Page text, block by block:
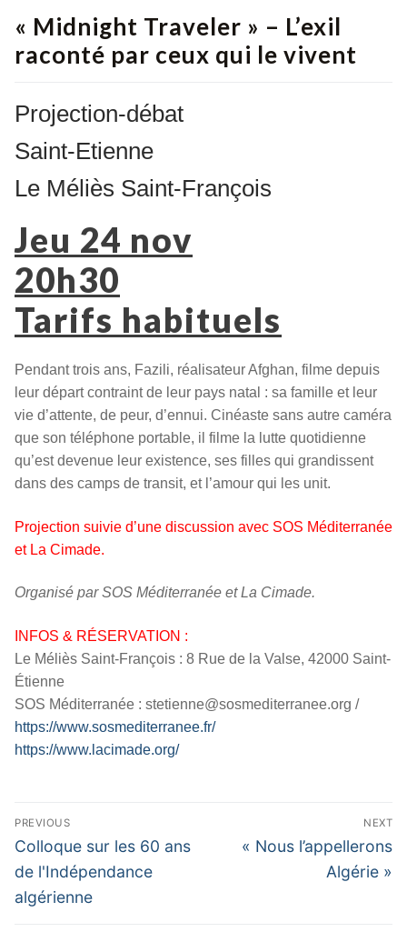
« Midnight Traveler » – L’exil
raconté par ceux qui le vivent
Projection-débat
Saint-Etienne
Le Méliès Saint-François
Jeu 24 nov
20h30
Tarifs habituels
Pendant trois ans, Fazili, réalisateur Afghan, filme depuis
leur départ contraint de leur pays natal : sa famille et leur
vie d’attente, de peur, d’ennui. Cinéaste sans autre caméra
que son téléphone portable, il filme la lutte quotidienne
qu’est devenue leur existence, ses filles qui grandissent
dans des camps de transit, et l’amour qui les unit.
Projection suivie d’une discussion avec SOS Méditerranée
et La Cimade.
Organisé par SOS Méditerranée et La Cimade.
INFOS & RÉSERVATION :
Le Méliès Saint-François : 8 Rue de la Valse, 42000 Saint-
Étienne
SOS Méditerranée : stetienne@sosmediterranee.org /
https://www.sosmediterranee.fr/
https://www.lacimade.org/
Navigation
de
l’article
PREVIOUS
Previous
post:
Colloque sur les 60 ans
de l'Indépendance
algérienne
NEXT
Next
« Nous l’appellerons
Algérie »